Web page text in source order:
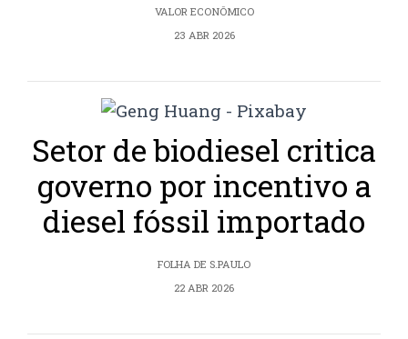
VALOR ECONÔMICO
23 ABR 2026
Setor de biodiesel critica
governo por incentivo a
diesel fóssil importado
FOLHA DE S.PAULO
22 ABR 2026